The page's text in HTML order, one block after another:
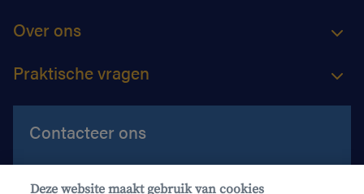
Over ons
Praktische vragen
Contacteer ons
Contacteer ons
Deze website maakt gebruik van cookies